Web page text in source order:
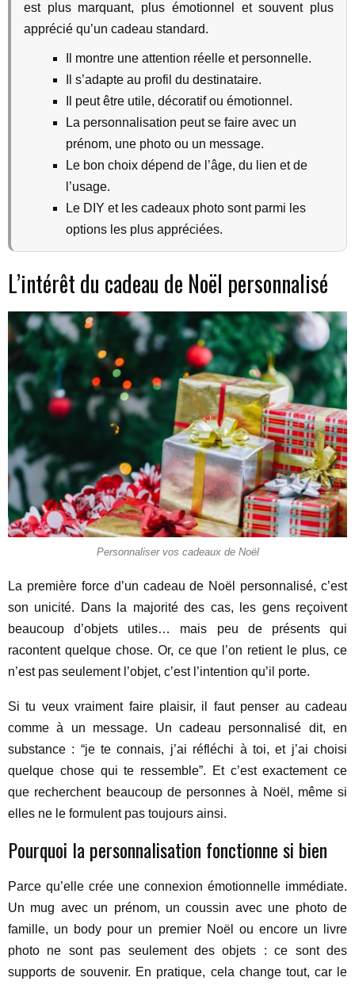
est plus marquant, plus émotionnel et souvent plus
apprécié qu’un cadeau standard.
Il montre une attention réelle et personnelle.
Il s’adapte au profil du destinataire.
Il peut être utile, décoratif ou émotionnel.
La personnalisation peut se faire avec un
prénom, une photo ou un message.
Le bon choix dépend de l’âge, du lien et de
l’usage.
Le DIY et les cadeaux photo sont parmi les
options les plus appréciées.
L’intérêt du cadeau de Noël personnalisé
Personnaliser vos cadeaux de Noël
La première force d’un cadeau de Noël personnalisé, c’est
son unicité. Dans la majorité des cas, les gens reçoivent
beaucoup d’objets utiles… mais peu de présents qui
racontent quelque chose. Or, ce que l’on retient le plus, ce
n’est pas seulement l’objet, c’est l’intention qu’il porte.
Si tu veux vraiment faire plaisir, il faut penser au cadeau
comme à un message. Un cadeau personnalisé dit, en
substance : “je te connais, j’ai réfléchi à toi, et j’ai choisi
quelque chose qui te ressemble”. Et c’est exactement ce
que recherchent beaucoup de personnes à Noël, même si
elles ne le formulent pas toujours ainsi.
Pourquoi la personnalisation fonctionne si bien
Parce qu’elle crée une connexion émotionnelle immédiate.
Un mug avec un prénom, un coussin avec une photo de
famille, un body pour un premier Noël ou encore un livre
photo ne sont pas seulement des objets : ce sont des
supports de souvenir. En pratique, cela change tout, car le